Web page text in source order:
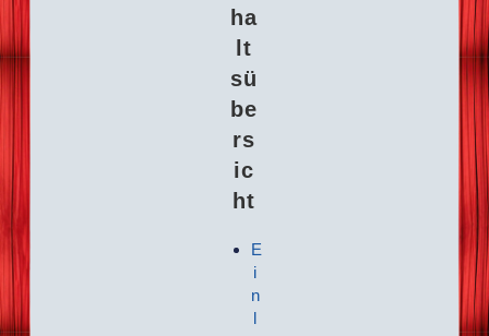
ha
lt
sü
be
rs
ic
ht
E
i
n
l